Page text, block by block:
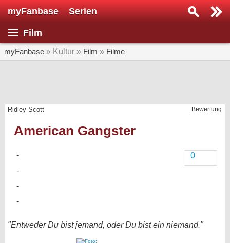
myFanbase Serien
Film
myFanbase » Kultur » Film » Filme
Bewertung
Ridley Scott
American Gangster
0
"Entweder Du bist jemand, oder Du bist ein niemand."
Serie suchen...
SERIEN
Veranstaltungen
Forum